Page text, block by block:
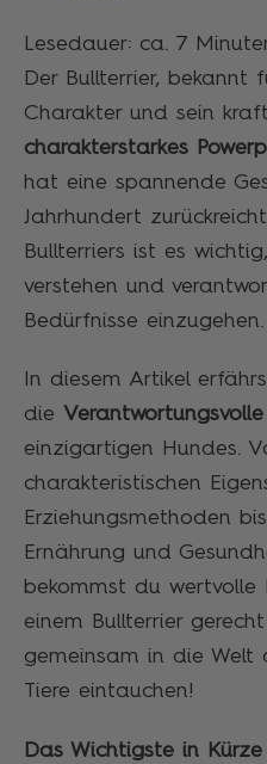
Lesedauer: ca. 7
Der Bullterrier, bekannt
Charakter und sein
charakterstarkes
hat eine spannende
Jahrhundert
Bullterriers ist es
verstehen und
Bedürfnisse einzugehen.
In diesem Artikel
die
einzigartigen Hundes.
charakteristischen
Erziehungsmethoden
Ernährung und
bekommst du wertvolle
einem Bullterrier
gemeinsam in die Welt
Tiere eintauchen!
Das Wichtigste in Kürze